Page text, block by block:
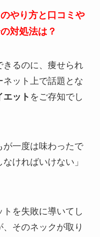
やり方と口コミや
対処法は？
きるのに、痩せられ
ネット上で話題とな
エット をご存知でし
が一度は味わったで
ければいけない」
を失敗に導いてし
そのネックが取り